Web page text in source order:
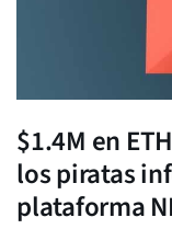
$1.4M en
los piratas
plataforma